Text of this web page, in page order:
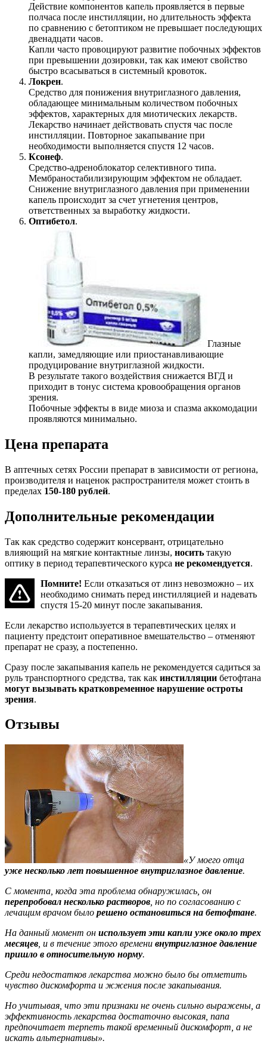
Действие компонентов капель проявляется в первые
полчаса после инстилляции, но длительность эффекта
по сравнению с бетоптиком не превышает последующих
двенадцати часов.
Капли часто провоцируют развитие побочных эффектов
при превышении дозировки, так как имеют свойство
быстро всасываться в системный кровоток.
Локрен.
Средство для понижения внутриглазного давления,
обладающее минимальным количеством побочных
эффектов, характерных для миотических лекарств.
Лекарство начинает действовать спустя час после
инстилляции. Повторное закапывание при
необходимости выполняется спустя 12 часов.
Ксонеф.
Средство-адреноблокатор селективного типа.
Мембраностабилизирующим эффектом не обладает.
Снижение внутриглазного давления при применении
капель происходит за счет угнетения центров,
ответственных за выработку жидкости.
Оптибетол.
Глазные
капли, замедляющие или приостанавливающие
продуцирование внутриглазной жидкости.
В результате такого воздействия снижается ВГД и
приходит в тонус система кровообращения органов
зрения.
Побочные эффекты в виде миоза и спазма аккомодации
проявляются минимально.
Цена препарата
В аптечных сетях России препарат в зависимости от региона,
производителя и наценок распространителя может стоить в
пределах 150-180 рублей.
Дополнительные рекомендации
Так как средство содержит консервант, отрицательно
влияющий на мягкие контактные линзы, носить такую
оптику в период терапевтического курса не рекомендуется.
Помните! Если отказаться от линз невозможно – их
необходимо снимать перед инстилляцией и надевать
спустя 15-20 минут после закапывания.
Если лекарство используется в терапевтических целях и
пациенту предстоит оперативное вмешательство – отменяют
препарат не сразу, а постепенно.
Сразу после закапывания капель не рекомендуется садиться за
руль транспортного средства, так как инстилляции бетофтана
могут вызывать кратковременное нарушение остроты
зрения.
Отзывы
«У моего отца
уже несколько лет повышенное внутриглазное давление.
С момента, когда эта проблема обнаружилась, он
перепробовал несколько растворов , но по согласованию с
лечащим врачом было решено остановиться на бетофтане.
На данный момент он использует эти капли уже около трех
месяцев , и в течение этого времени внутриглазное давление
пришло в относительную норму.
Среди недостатков лекарства можно было бы отметить
чувство дискомфорта и жжения после закапывания.
Но учитывая, что эти признаки не очень сильно выражены, а
эффективность лекарства достаточно высокая, папа
предпочитает терпеть такой временный дискомфорт, а не
искать альтернативы».